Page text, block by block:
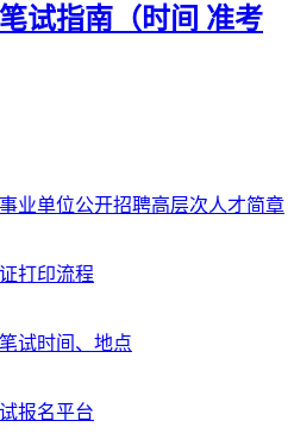
试指南（时间 准考
业单位公开招聘高层次人才简章
打印流程
试时间、地点
报名平台